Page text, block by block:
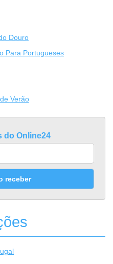
Douro
Para Portugueses
Verão
do Online24
receber